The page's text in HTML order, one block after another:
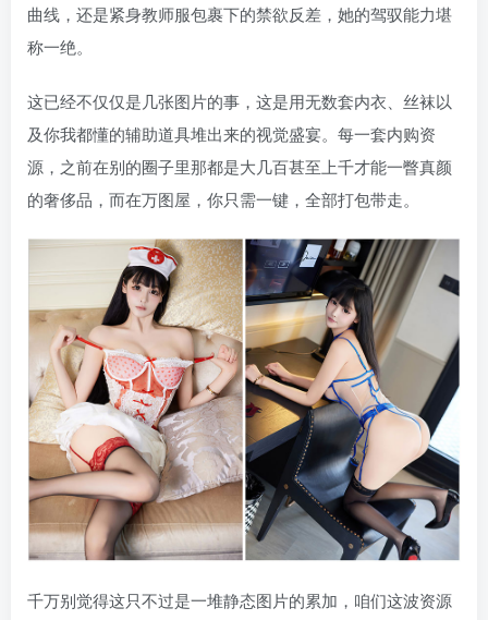
曲线，还是紧身教师服包裹下的禁欲反差，她的驾驭能力堪
称一绝。
这已经不仅仅是几张图片的事，这是用无数套内衣、丝袜以
及你我都懂的辅助道具堆出来的视觉盛宴。每一套内购资
源，之前在别的圈子里那都是大几百甚至上千才能一瞥真颜
的奢侈品，而在万图屋，你只需一键，全部打包带走。
千万别觉得这只不过是一堆静态图片的累加，咱们这波资源